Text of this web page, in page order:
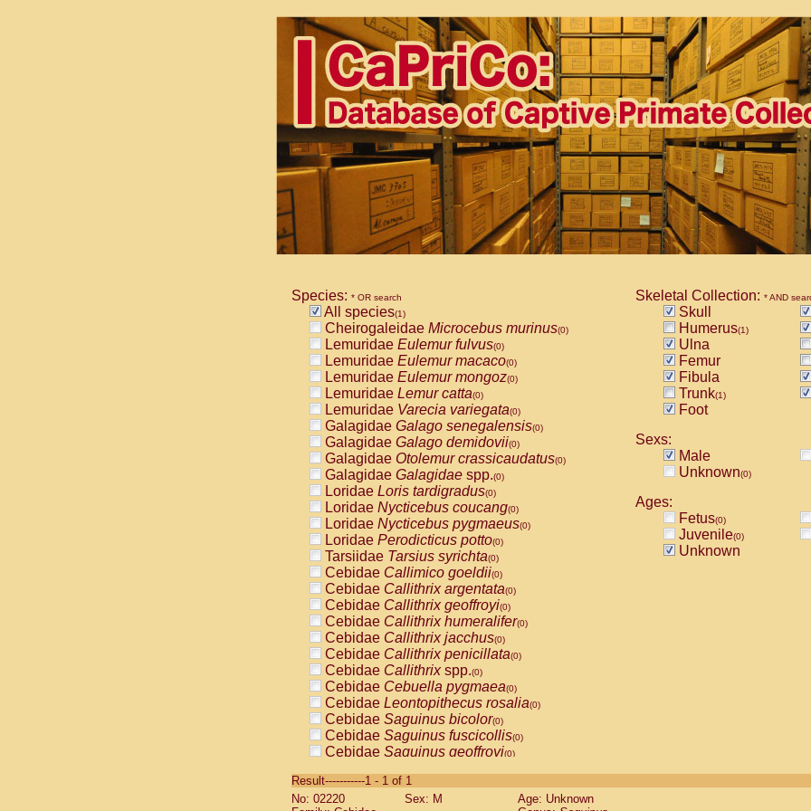
Species: * OR search
All species(1)
Cheirogaleidae Microcebus murinus(0)
Lemuridae Eulemur fulvus(0)
Lemuridae Eulemur macaco(0)
Lemuridae Eulemur mongoz(0)
Lemuridae Lemur catta(0)
Lemuridae Varecia variegata(0)
Galagidae Galago senegalensis(0)
Galagidae Galago demidovii(0)
Galagidae Otolemur crassicaudatus(0)
Galagidae Galagidae spp.(0)
Loridae Loris tardigradus(0)
Loridae Nycticebus coucang(0)
Loridae Nycticebus pygmaeus(0)
Loridae Perodicticus potto(0)
Tarsiidae Tarsius syrichta(0)
Cebidae Callimico goeldii(0)
Cebidae Callithrix argentata(0)
Cebidae Callithrix geoffroyi(0)
Cebidae Callithrix humeralifer(0)
Cebidae Callithrix jacchus(0)
Cebidae Callithrix penicillata(0)
Cebidae Callithrixspp.(0)
Cebidae Cebuella pygmaea(0)
Cebidae Leontopithecus rosalia(0)
Cebidae Saguinus bicolor(0)
Cebidae Saguinus fuscicollis(0)
Cebidae Saguinus geoffroyi(0)
CebidaeSaguinus labiatus(0)
Cebidae Saguinus leucopus (0)
Skeletal Collection: * AND
Skull
Humerus(1)
Ulna
Femur
Fibula
Trunk(1)
Foot
Sexs:
Male
Unknown(0)
Ages:
Fetus(0)
Juvenile(0)
Unknown
Result-----------1 - 1 of 1
No: 02220
Sex: M
Age: Unknown